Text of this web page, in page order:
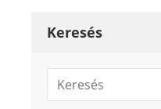
Keresés